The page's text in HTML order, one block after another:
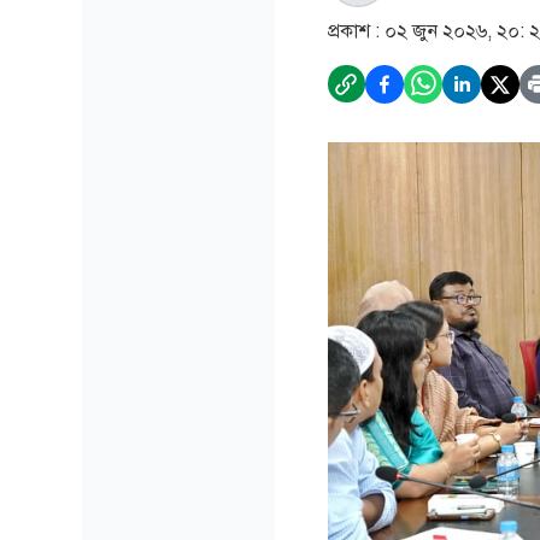
প্রকাশ : ০২ জুন ২০২৬, ২০: